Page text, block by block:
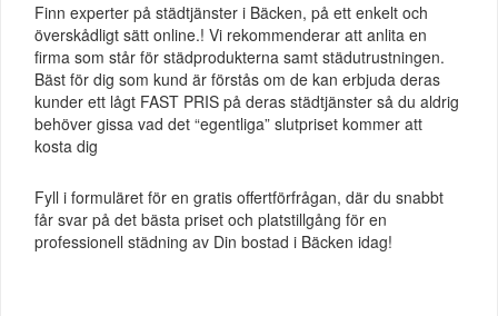
Finn experter på städtjänster i Bäcken, på ett enkelt och
överskådligt sätt online.! Vi rekommenderar att anlita en
firma som står för städprodukterna samt städutrustningen.
Bäst för dig som kund är förstås om de kan erbjuda deras
kunder ett lågt FAST PRIS på deras städtjänster så du aldrig
behöver gissa vad det “egentliga” slutpriset kommer att
kosta dig
Fyll i formuläret för en gratis offertförfrågan, där du snabbt
får svar på det bästa priset och platstillgång för en
professionell städning av Din bostad i Bäcken idag!